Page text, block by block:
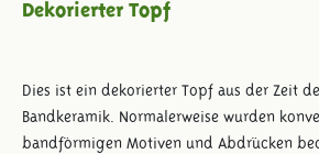
Dekorierter Topf
Dies ist ein dekorierter Topf aus der Zeit
Bandkeramik. Normalerweise wurden
bandförmigen Motiven und Abdrücken